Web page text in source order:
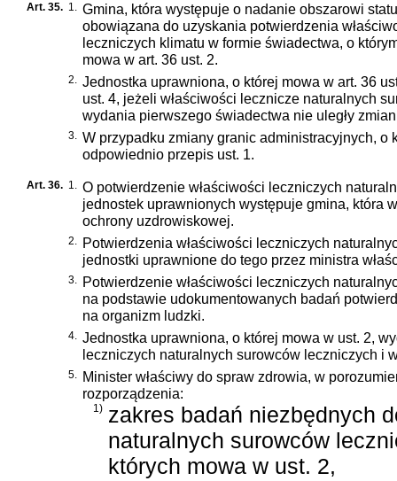
Art. 35. 1. Gmina, która występuje o nadanie obszarowi
obowiązana do uzyskania potwierdzenia
leczniczych klimatu w formie świadectwa, o
mowa w art. 36 ust. 2.
2. Jednostka uprawniona, o której mowa w art. 36
ust. 4, jeżeli właściwości lecznicze naturalnych
wydania pierwszego świadectwa nie uległy
3. W przypadku zmiany granic administracyjnych, o
odpowiednio przepis ust. 1.
Art. 36. 1. O potwierdzenie właściwości leczniczych
jednostek uprawnionych występuje gmina, która
ochrony uzdrowiskowej.
2. Potwierdzenia właściwości leczniczych
jednostki uprawnione do tego przez ministra
3. Potwierdzenie właściwości leczniczych
na podstawie udokumentowanych badań
na organizm ludzki.
4. Jednostka uprawniona, o której mowa w ust. 2,
leczniczych naturalnych surowców leczniczych i
5. Minister właściwy do spraw zdrowia, w
rozporządzenia:
1) zakres badań niezbędnych
naturalnych surowców
których mowa w ust. 2,